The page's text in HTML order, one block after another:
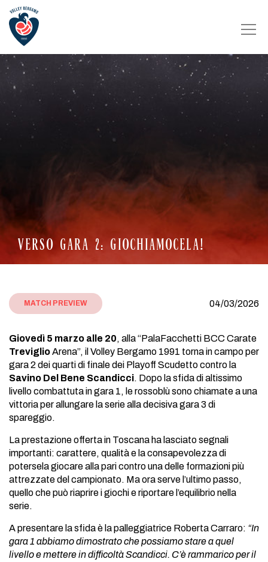
VERSO GARA 2: GIOCHIAMOCELA!
MATCH PREVIEW 04/03/2026
Giovedì 5 marzo alle 20, alla “PalaFacchetti BCC Carate
TreviglioArena”, il Volley Bergamo 1991 torna in campo per
gara 2 dei quarti di finale dei Playoff Scudetto contro la
Savino Del Bene Scandicci. Dopo la sfida di altissimo
livello combattuta in gara 1, le rossoblù sono chiamate a una
vittoria per allungare la serie alla decisiva gara 3 di
spareggio.
La prestazione offerta in Toscana ha lasciato segnali
importanti: carattere, qualità e la consapevolezza di
potersela giocare alla pari contro una delle formazioni più
attrezzate del campionato. Ma ora serve l’ultimo passo,
quello che può riaprire i giochi e riportare l’equilibrio nella
serie.
A presentare la sfida è la palleggiatrice Roberta Carraro: “In
gara 1 abbiamo dimostrato che possiamo stare a quel
livello e mettere in difficoltà Scandicci. C’è rammarico per il